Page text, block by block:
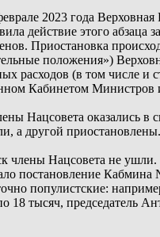
2023 года
действие этого абзаца
Приостановка
положения»)
расходов (в том числе
Кабинетом Министров
Нацсовета оказались в
а другой
члены Нацсовета не ушли.
постановление
популистские:
тысяч, председатель